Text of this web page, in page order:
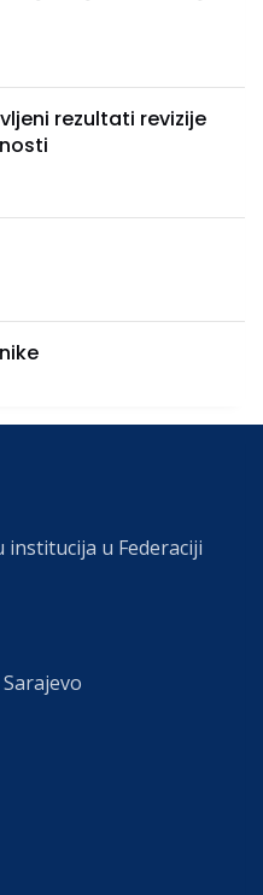
rezultati revizije
institucija u Federaciji